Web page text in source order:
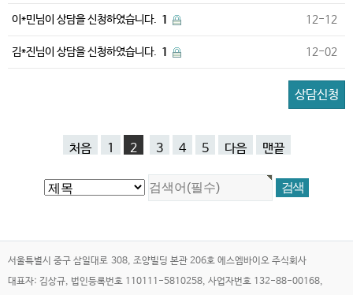
이*민님이 상담을 신청하였습니다. 1 12-12
김*진님이 상담을 신청하였습니다. 1 12-02
상담신청
처음 1 2 3 4 5 다음 맨끝
서울특별시 중구 삼일대로 308, 조양빌딩 본관 206호 에스엠바이오 주식회사
대표자: 김상규, 법인등록번호 110111-5810258, 사업자번호 132-88-00168,